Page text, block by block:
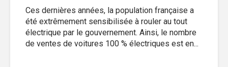
Ces dernières années, la population française a
été extrêmement sensibilisée à rouler au tout
électrique par le gouvernement. Ainsi, le nombre
de ventes de voitures 100 % électriques est en...